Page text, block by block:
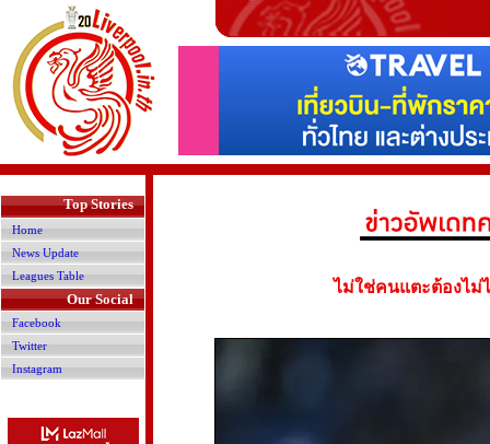
Top Stories
Home
News Update
Leagues Table
Our Social
Facebook
Twitter
Instagram
ไม่ใช่คนแตะต้องไม่